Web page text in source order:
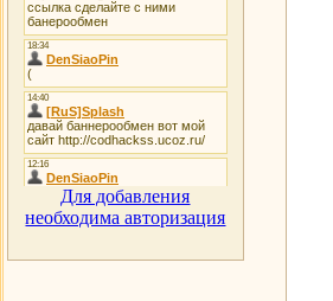
Для добавления
необходима авторизация